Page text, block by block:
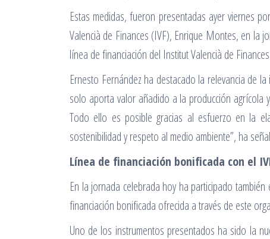
Estas medidas, fueron presentadas ayer viernes
Valencià de Finances (IVF), Enrique Montes, en la
línea de financiación del Institut Valencià de
Ernesto Fernández ha destacado la relevancia de
solo aporta valor añadido a la producción agrícola
Todo ello es posible gracias al esfuerzo en la
sostenibilidad y respeto al medio ambiente”, ha
Línea de financiación bonificada con el
En la jornada celebrada hoy ha participado
financiación bonificada ofrecida a través de este
Uno de los instrumentos presentados ha sido la